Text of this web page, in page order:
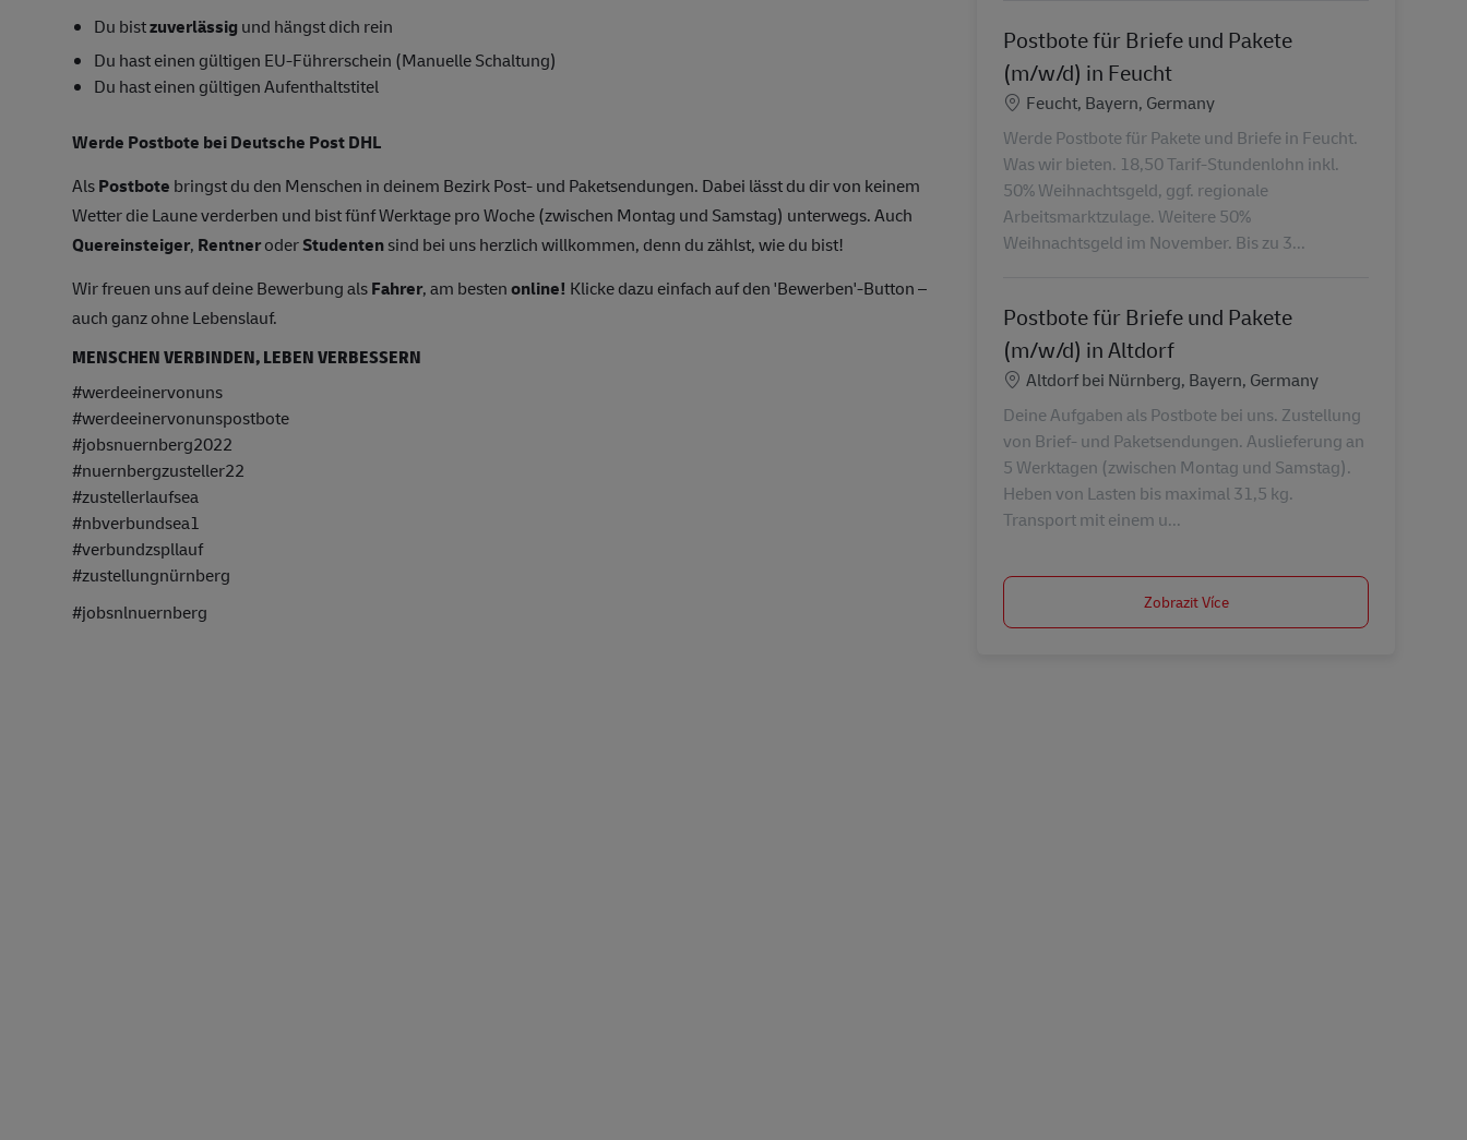
Du bistzuverlässig und hängst dich rein
Du hast einen gültigen EU-Führerschein (Manuelle Schaltung)
Du hast einen gültigen Aufenthaltstitel
Werde Postbote bei Deutsche Post DHL
AlsPostbote bringst du den Menschen in deinem Bezirk Post- und Paketsendungen. Dabei lässt du dir von keinem
Wetter die Laune verderben und bist fünf Werktage pro Woche (zwischen Montag und Samstag) unterwegs. Auch
Quereinsteiger, RentneroderStudentensind bei uns herzlich willkommen, denn du zählst, wie du bist!
Wir freuen uns auf deine Bewerbung alsFahrer, am bestenonline! Klicke dazu einfach auf den 'Bewerben'-Button –
auch ganz ohne Lebenslauf.
MENSCHEN VERBINDEN, LEBEN VERBESSERN
#werdeeinervonuns
#werdeeinervonunspostbote
#jobsnuernberg2022
#nuernbergzusteller22
#zustellerlaufsea
#nbverbundsea1
#verbundzspllauf
#zustellungnürnberg
#jobsnlnuernberg
Postbote für Briefe und Pakete
(m/w/d) in Feucht
Location
Feucht, Bayern, Germany
Werde Postbote für Pakete und Briefe in Feucht.
Was wir bieten. 18,50 Tarif-Stundenlohn inkl.
50% Weihnachtsgeld, ggf. regionale
Arbeitsmarktzulage. Weitere 50%
Weihnachtsgeld im November. Bis zu 3...
Postbote für Briefe und Pakete
(m/w/d) in Altdorf
Location
Altdorf bei Nürnberg, Bayern, Germany
Deine Aufgaben als Postbote bei uns. Zustellung
von Brief- und Paketsendungen. Auslieferung an
5 Werktagen (zwischen Montag und Samstag).
Heben von Lasten bis maximal 31,5 kg.
Transport mit einem u...
Zobrazit Více